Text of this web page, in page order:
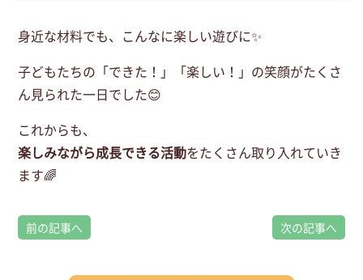
身近な材料でも、こんなに楽しい遊びに✨
子どもたちの「できた！」「楽しい！」の笑顔がたくさ
ん見られた一日でした😊
これからも、
楽しみながら成長できる活動をたくさん取り入れていき
ます🌈
前の記事へ 次の記事へ